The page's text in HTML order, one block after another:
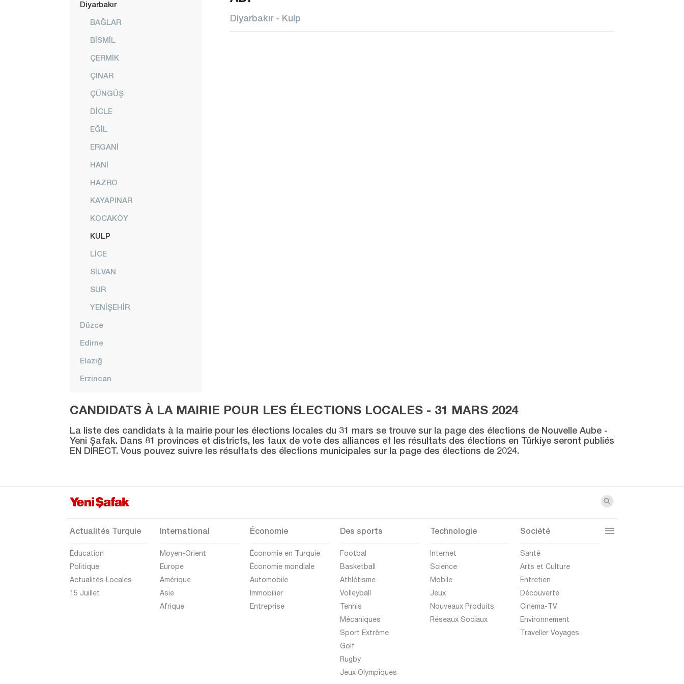
Diyarbakır
BAĞLAR
BİSMİL
ÇERMİK
ÇINAR
ÇÜNGÜŞ
DİCLE
EĞİL
ERGANİ
HANİ
HAZRO
KAYAPINAR
KOCAKÖY
KULP
LİCE
SİLVAN
SUR
YENİŞEHİR
Düzce
Edirne
Elazığ
Erzincan
Eskişehir
Gaziantep
Giresun
Hakkari
Hatay
Iğdır
Kahramanmaraş
Karaman
Diyarbakır - Kulp
CANDIDATS À LA MAIRIE POUR LES ÉLECTIONS LOCALES - 31 MARS 2024
La liste des candidats à la mairie pour les élections locales du 31 mars se trouve sur la page des élections de Nouvelle Aube -
Yeni Şafak. Dans 81 provinces et districts, les taux de vote des alliances et les résultats des élections en Türkiye seront publiés
EN DIRECT. Vous pouvez suivre les résultats des élections municipales sur la page des élections de 2024.
Actualités Turquie
Éducation
Politique
Actualités Locales
15 Juillet
International
Moyen-Orient
Europe
Amérique
Asie
Afrique
Économie
Économie en Turquie
Économie mondiale
Automobile
Immobilier
Entreprise
Des sports
Footbal
Basketball
Athlétisme
Volleyball
Tennis
Mécaniques
Sport Extrême
Golf
Rugby
Jeux Olympiques
Technologie
Internet
Science
Mobile
Jeux
Nouveaux Produits
Réseaux Sociaux
Société
Santé
Arts et Culture
Entretien
Découverte
Cinema-TV
Environnement
Traveller Voyages